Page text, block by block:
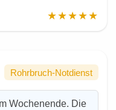
★★★★★
Rohrbruch-Notdienst
Wochenende. Die